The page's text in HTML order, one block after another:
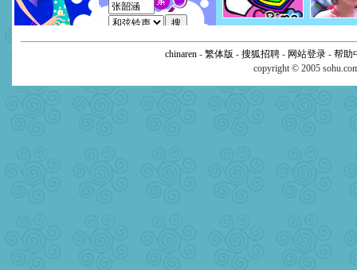
chinaren - 繁体版 - 搜狐招聘 - 网站登录 - 帮助
copyright © 2005